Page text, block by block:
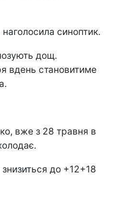
синоптик.
дощ.
вдень становитиме
вже з 28 травня в
до +12+18